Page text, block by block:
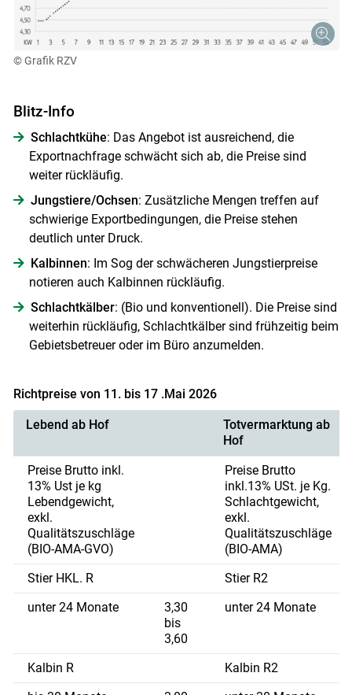
© Grafik RZV
Blitz-Info
Schlachtkühe: Das Angebot ist ausreichend, die
Exportnachfrage schwächt sich ab, die Preise sind
weiter rückläufig.
Jungstiere/Ochsen: Zusätzliche Mengen treffen auf
schwierige Exportbedingungen, die Preise stehen
deutlich unter Druck.
Kalbinnen: Im Sog der schwächeren Jungstierpreise
notieren auch Kalbinnen rückläufig.
Schlachtkälber: (Bio und konventionell). Die Preise sind
weiterhin rückläufig, Schlachtkälber sind frühzeitig beim
Gebietsbetreuer oder im Büro anzumelden.
Richtpreise von 11. bis 17 .Mai 2026
Lebend ab Hof
Totvermarktung ab
Hof
Preise Brutto inkl.
13% Ust je kg
Lebendgewicht,
exkl.
Qualitätszuschläge
(BIO-AMA-GVO)
Preise Brutto
inkl.13% USt. je Kg.
Schlachtgewicht,
exkl.
Qualitätszuschläge
(BIO-AMA)
Stier HKL. R
Stier R2
unter 24 Monate
3,30
bis
3,60
unter 24 Monate
Kalbin R
Kalbin R2